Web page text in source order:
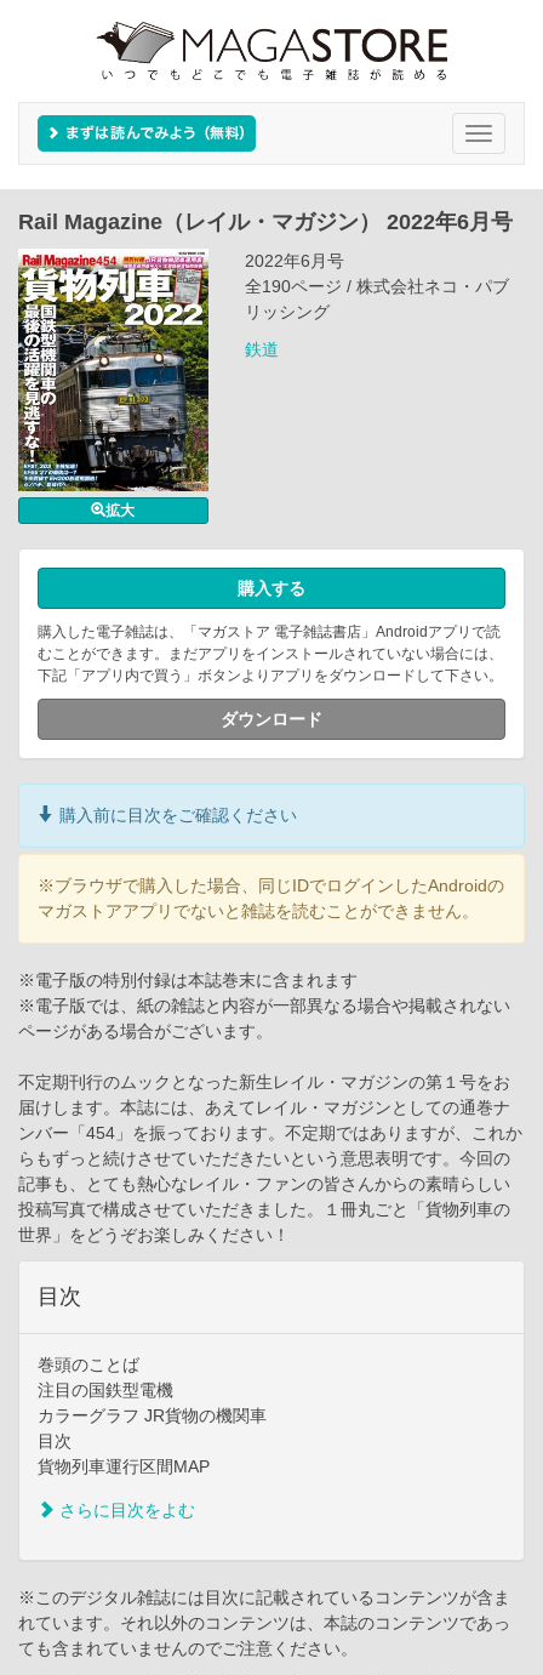
Toggle
Rail Magazine（レイル・マガジン） 2022年6月号
拡大
2022年6月号
全190ページ / 株式会社ネコ・パブ
リッシング
鉄道
購入する
購入した電子雑誌は、「マガストア 電子雑誌書店」Androidアプリで読
むことができます。まだアプリをインストールされていない場合には、
下記「アプリ内で買う」ボタンよりアプリをダウンロードして下さい。
ダウンロード
購入前に目次をご確認ください
※ブラウザで購入した場合、同じIDでログインしたAndroidの
マガストアアプリでないと雑誌を読むことができません。
※電子版の特別付録は本誌巻末に含まれます
※電子版では、紙の雑誌と内容が一部異なる場合や掲載されない
ページがある場合がございます。
不定期刊行のムックとなった新生レイル・マガジンの第１号をお
届けします。本誌には、あえてレイル・マガジンとしての通巻ナ
ンバー「454」を振っております。不定期ではありますが、これか
らもずっと続けさせていただきたいという意思表明です。今回の
記事も、とても熱心なレイル・ファンの皆さんからの素晴らしい
投稿写真で構成させていただきました。１冊丸ごと「貨物列車の
世界」をどうぞお楽しみください！
目次
巻頭のことば
注目の国鉄型電機
カラーグラフ JR貨物の機関車
目次
貨物列車運行区間MAP
さらに目次をよむ
※このデジタル雑誌には目次に記載されているコンテンツが含ま
れています。それ以外のコンテンツは、本誌のコンテンツであっ
ても含まれていませんのでご注意ください。